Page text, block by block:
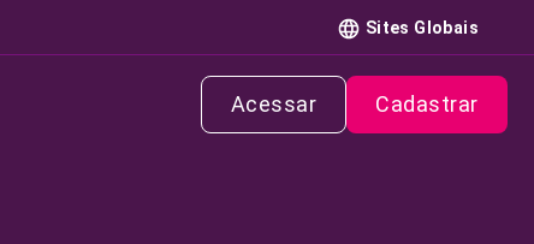
Sites Globais
Acessar Cadastrar